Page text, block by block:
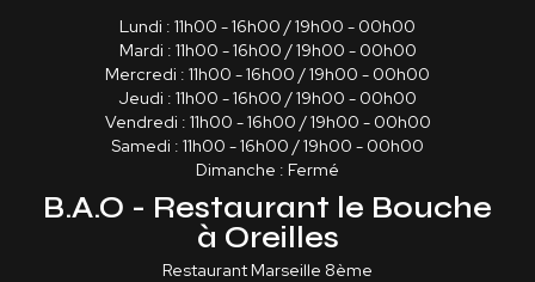
Lundi : 11h00 - 16h00 / 19h00 - 00h00
Mardi : 11h00 - 16h00 / 19h00 - 00h00
Mercredi : 11h00 - 16h00 / 19h00 - 00h00
Jeudi : 11h00 - 16h00 / 19h00 - 00h00
Vendredi : 11h00 - 16h00 / 19h00 - 00h00
Samedi : 11h00 - 16h00 / 19h00 - 00h00
Dimanche : Fermé
B.A.O - Restaurant le Bouche
à Oreilles
Restaurant Marseille 8ème